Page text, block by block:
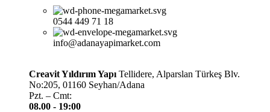
0544 449 71 18
info@adanayapimarket.com
Creavit Yıldırım Yapı Tellidere, Alparslan Türkeş Blv.
No:205, 01160 Seyhan/Adana
Pzt. – Cmt:
08.00 - 19:00